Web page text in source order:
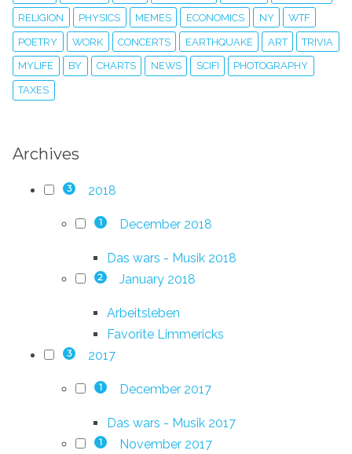
RELIGION PHYSICS MEMES ECONOMICS NY WTF
POETRY WORK CONCERTS EARTHQUAKE ART TRIVIA
MYLIFE BY CHARTS NEWS SCIFI PHOTOGRAPHY
TAXES
Archives
3 2018
1 December 2018
Das wars - Musik 2018
2 January 2018
Arbeitsleben
Favorite Limmericks
3 2017
1 December 2017
Das wars - Musik 2017
1 November 2017